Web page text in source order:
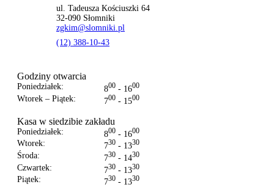
ul. Tadeusza Kościuszki 64
32-090 Słomniki
zgkim@slomniki.pl
(12) 388-10-43
Godziny otwarcia
Poniedziałek: 800 - 1600
Wtorek – Piątek: 700 - 1500
Kasa w siedzibie zakładu
Poniedziałek: 800 - 1600
Wtorek: 730 - 1330
Środa: 730 - 1430
Czwartek: 730 - 1330
Piątek: 730 - 1330